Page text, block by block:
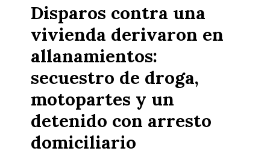
Disparos contra una
vivienda derivaron en
allanamientos:
secuestro de droga,
motopartes y un
detenido con arresto
domiciliario